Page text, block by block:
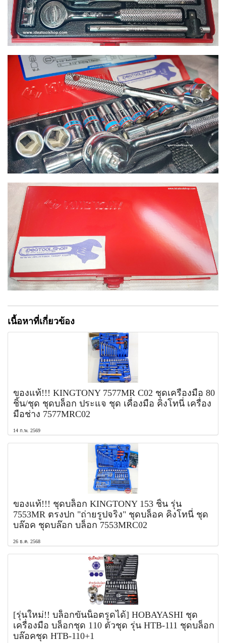
เนื้อหาที่เกี่ยวข้อง
ของแท้!!! KINGTONY 7577MR C02 ชุดเครื่องมือ 80
ชิ้น/ชุด ชุดบล็อก ประแจ ชุด เคื่องมือ คิงโทนี่ เครื่อง
มือช่าง 7577MRC02
14 ก.พ. 2569
ของแท้!!! ชุดบล็อก KINGTONY 153 ชิ้น รุ่น
7553MR ตรงปก "ถ่ายรูปจริง" ชุดบล็อค คิงโทนี่ ชุด
บล๊อค ชุดบล๊อก บล็อก 7553MRC02
26 ธ.ค. 2568
[รุ่นใหม่!! บล็อกขันน็อตรูดได้] HOBAYASHI ชุด
เครื่องมือ บล็อกชุด 110 ตัวชุด รุ่น HTB-111 ชุดบล็อก
บล๊อคชุด HTB-110+1